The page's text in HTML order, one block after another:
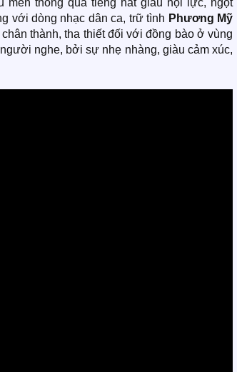
thông qua tiếng hát giàu nội lực, ngọt
với dòng nhạc dân ca, trữ tình Phương Mỹ
thành, tha thiết đối với đồng bào ở vùng
nghe, bởi sự nhẹ nhàng, giàu cảm xúc,